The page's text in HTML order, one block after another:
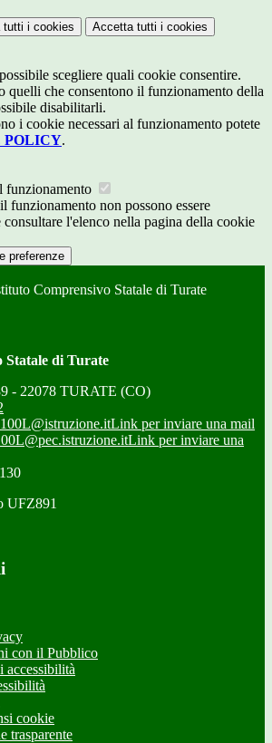
tutti i cookies Accetta tutti i cookies
scegliere quali cookie consentire.
quelli che consentono il funzionamento della
disabilitarli.
i cookie necessari al funzionamento potete
POLICY.
funzionamento
funzionamento non possono essere
l'elenco nella pagina della cookie
preferenze
Comprensivo Statale di Turate
Statale di Turate
- 22078 TURATE (CO)
Link per inviare una mail
Link per inviare una
UFZ891
con il Pubblico
accessibilità
cookie
trasparente